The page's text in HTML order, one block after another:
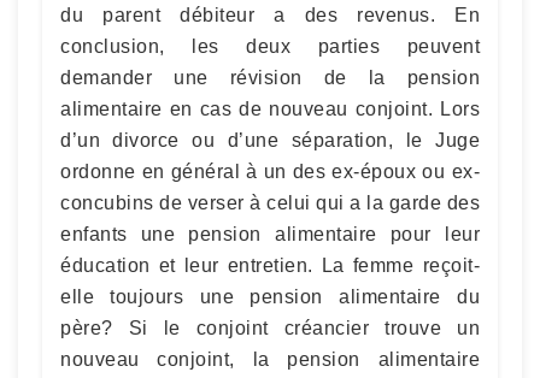
du parent débiteur a des revenus. En
conclusion, les deux parties peuvent
demander une révision de la pension
alimentaire en cas de nouveau conjoint. Lors
d’un divorce ou d’une séparation, le Juge
ordonne en général à un des ex-époux ou ex-
concubins de verser à celui qui a la garde des
enfants une pension alimentaire pour leur
éducation et leur entretien. La femme reçoit-
elle toujours une pension alimentaire du
père? Si le conjoint créancier trouve un
nouveau conjoint, la pension alimentaire